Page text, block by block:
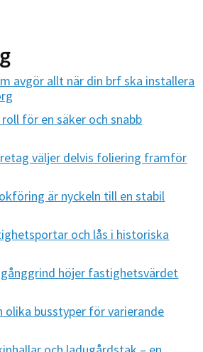
avgör allt när din brf ska installera
för en säker och snabb
väljer delvis foliering framför
är nyckeln till en stabil
och lås i historiska
höjer fastighetsvärdet
olika busstyper för varierande